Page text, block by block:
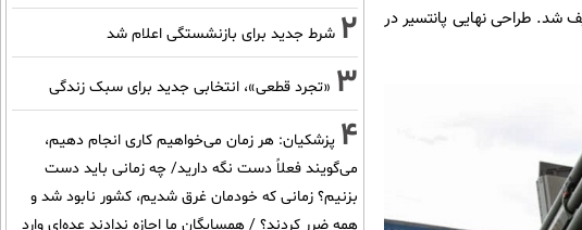
تعریف شد. طراحی نهایی پانتسیر در
2 شرط جدید برای بازنشستگی اعلام شد
3 «تجرد قطعی»، انتخابی جدید برای سبک زندگی
4 پزشکیان: هر زمان می‌خواهیم کاری انجام دهیم،
می‌گویند فعلاً دست نگه دارید/ چه زمانی باید دست
بزنیم؟ زمانی که خودمان غرق شدیم، کشور نابود شد و
همه ضرر کردند؟ / همسایگان ما اجازه ندادند عده‌ای وارد